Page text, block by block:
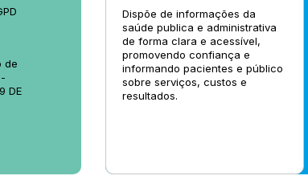
de
DE
Dispõe de informações da
saúde publica e administrativa
de forma clara e acessível,
promovendo confiança e
informando pacientes e público
sobre serviços, custos e
resultados.